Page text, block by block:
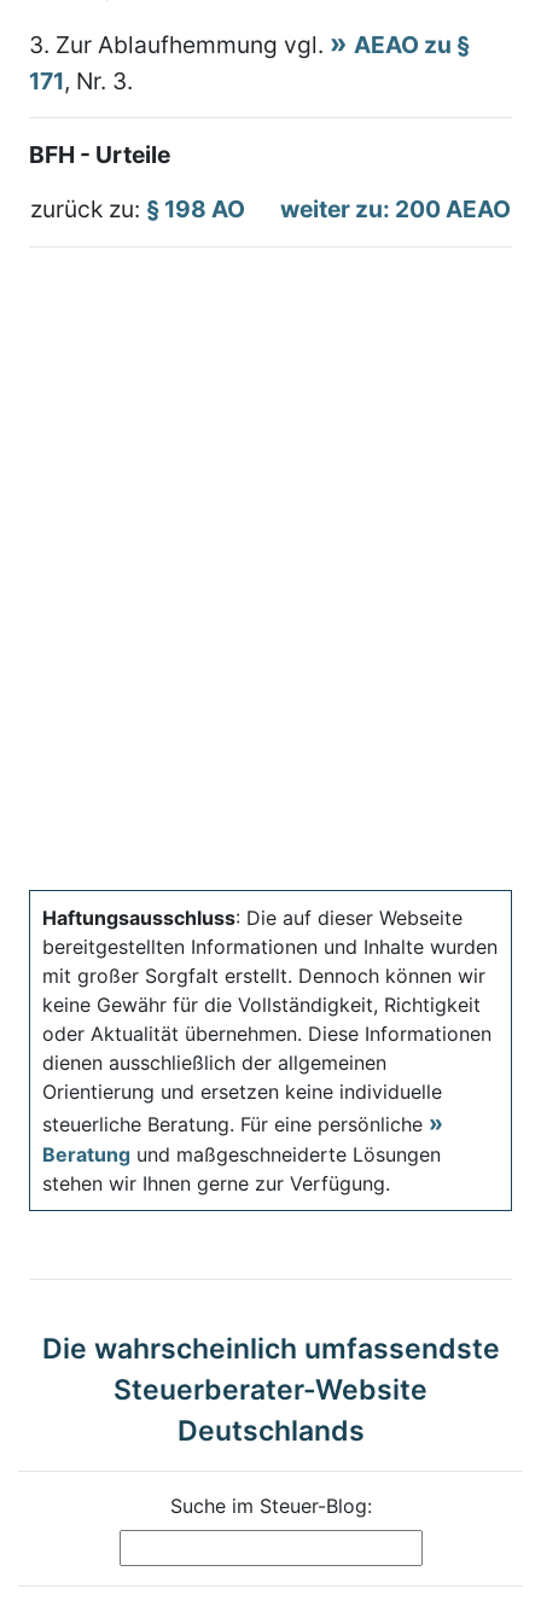
3. Zur Ablaufhemmung vgl.
AEAO zu §
171, Nr. 3.
BFH - Urteile
zurück zu: § 198 AO weiter zu: 200 AEAO
Haftungsausschluss: Die auf dieser Webseite
bereitgestellten Informationen und Inhalte wurden
mit großer Sorgfalt erstellt. Dennoch können wir
keine Gewähr für die Vollständigkeit, Richtigkeit
oder Aktualität übernehmen. Diese Informationen
dienen ausschließlich der allgemeinen
Orientierung und ersetzen keine individuelle
steuerliche Beratung. Für eine persönliche
Beratung und maßgeschneiderte Lösungen
stehen wir Ihnen gerne zur Verfügung.
Die wahrscheinlich umfassendste
Steuerberater-Website
Deutschlands
Suche im Steuer-Blog: